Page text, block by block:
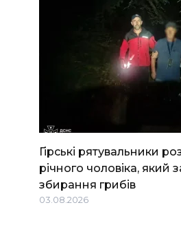
Гірські рятувальники
річного чоловіка, який
збирання грибів
03.08.2026